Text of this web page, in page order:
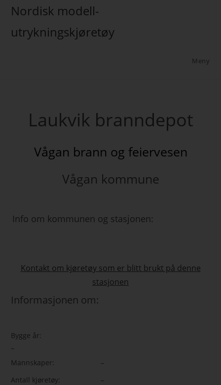
Nordisk modell-
utrykningskjøretøy
Meny
Laukvik branndepot
Vågan brann og feiervesen
Vågan kommune
Info om kommunen og stasjonen:
Kontakt om kjøretøy som er blitt brukt på denne
stasjonen
Informasjonen om:
Bygge år:
–
Mannskaper:
–
Antall kjøretøy:
–